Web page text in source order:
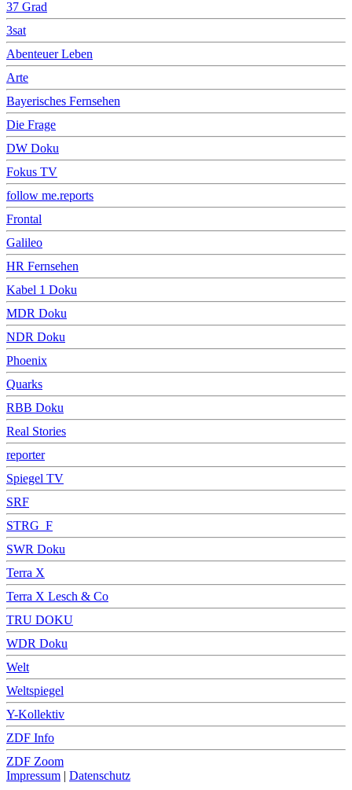
37 Grad
3sat
Abenteuer Leben
Arte
Bayerisches Fernsehen
Die Frage
DW Doku
Fokus TV
follow me.reports
Frontal
Galileo
HR Fernsehen
Kabel 1 Doku
MDR Doku
NDR Doku
Phoenix
Quarks
RBB Doku
Real Stories
reporter
Spiegel TV
SRF
STRG_F
SWR Doku
Terra X
Terra X Lesch & Co
TRU DOKU
WDR Doku
Welt
Weltspiegel
Y-Kollektiv
ZDF Info
ZDF Zoom
Impressum | Datenschutz